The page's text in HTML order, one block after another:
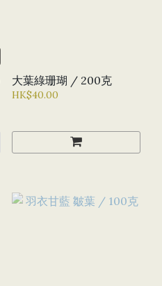
大葉綠珊瑚 / 200克
HK$40.00